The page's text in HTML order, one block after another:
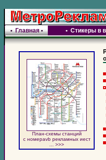
•Главная• • Стикеры в
План-схемы станций
c номераvb рекламных иест
... >>>